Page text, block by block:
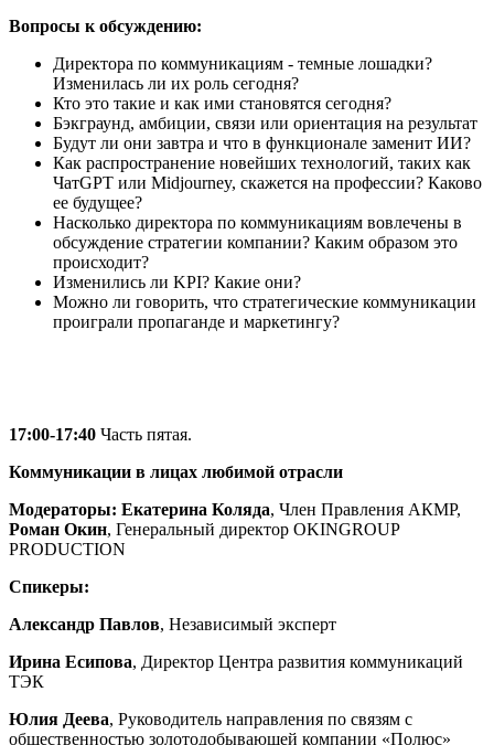
Вопросы к обсуждению:
Директора по коммуникациям - темные лошадки?
Изменилась ли их роль сегодня?
Кто это такие и как ими становятся сегодня?
Бэкграунд, амбиции, связи или ориентация на результат
Будут ли они завтра и что в функционале заменит ИИ?
Как распространение новейших технологий, таких как
ЧатGPT или Midjourney, скажется на профессии? Каково
ее будущее?
Насколько директора по коммуникациям вовлечены в
обсуждение стратегии компании? Каким образом это
происходит?
Изменились ли KPI? Какие они?
Можно ли говорить, что стратегические коммуникации
проиграли пропаганде и маркетингу?
17:00-17:40 Часть пятая.
Коммуникации в лицах любимой отрасли
Модераторы: Екатерина Коляда, Член Правления АКМР,
Роман Окин, Генеральный директор OKINGROUP
PRODUCTION
Спикеры:
Александр Павлов, Независимый эксперт
Ирина Есипова, Директор Центра развития коммуникаций
ТЭК
Юлия Деева, Руководитель направления по связям с
общественностью золотодобывающей компании «Полюс»